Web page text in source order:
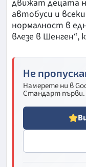
движат децата
автобуси и
нормалност в
влезе в Шенген“,
Не
Намерете ни в
Стандарт първи.